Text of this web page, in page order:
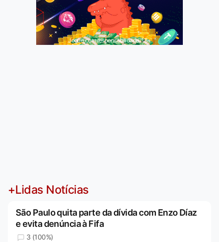
Jogue com responsabilidade. 18+
+Lidas Notícias
São Paulo quita parte da dívida com Enzo Díaz
e evita denúncia à Fifa
3 (100%)